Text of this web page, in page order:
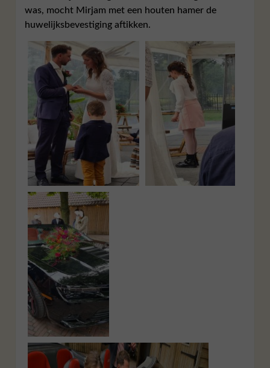
was, mocht Mirjam met een houten hamer de
huwelijksbevestiging aftikken.